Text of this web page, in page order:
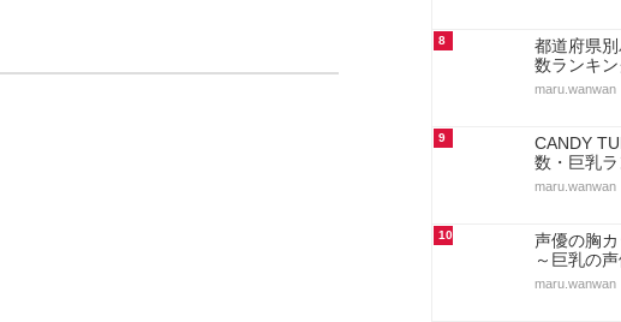
8
都道府県
数ランキン
maru.wanwan
9
CANDY
数・巨乳ラ
maru.wanwan
10
声優の胸
～巨乳の
maru.wanwan